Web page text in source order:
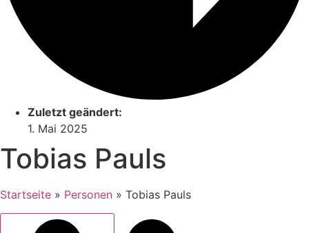
Zuletzt geändert:
1. Mai 2025
Tobias Pauls
Startseite » Personen » Tobias Pauls